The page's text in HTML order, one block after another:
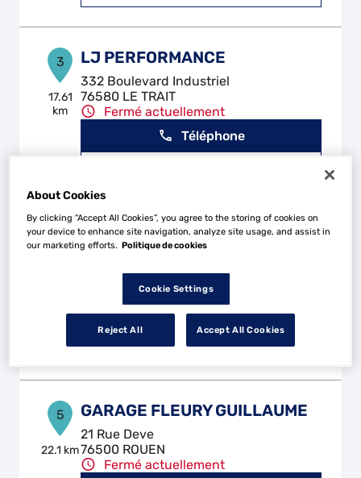
3
17.61
km
LJ PERFORMANCE
332 Boulevard Industriel
76580 LE TRAIT
Fermé actuellement
Téléphone
4 CLASSIC MOTORS
27310 BOURG ACHARD
Fermé actuellement
Téléphone
Voir plus
5
22.1 km
GARAGE FLEURY GUILLAUME
21 Rue Deve
76500 ROUEN
Fermé actuellement
About Cookies
By clicking “Accept All Cookies”, you agree to the storing of cookies on
your device to enhance site navigation, analyze site usage, and assist in
our marketing efforts. Politique de cookies
Cookie Settings
Reject All Accept All Cookies